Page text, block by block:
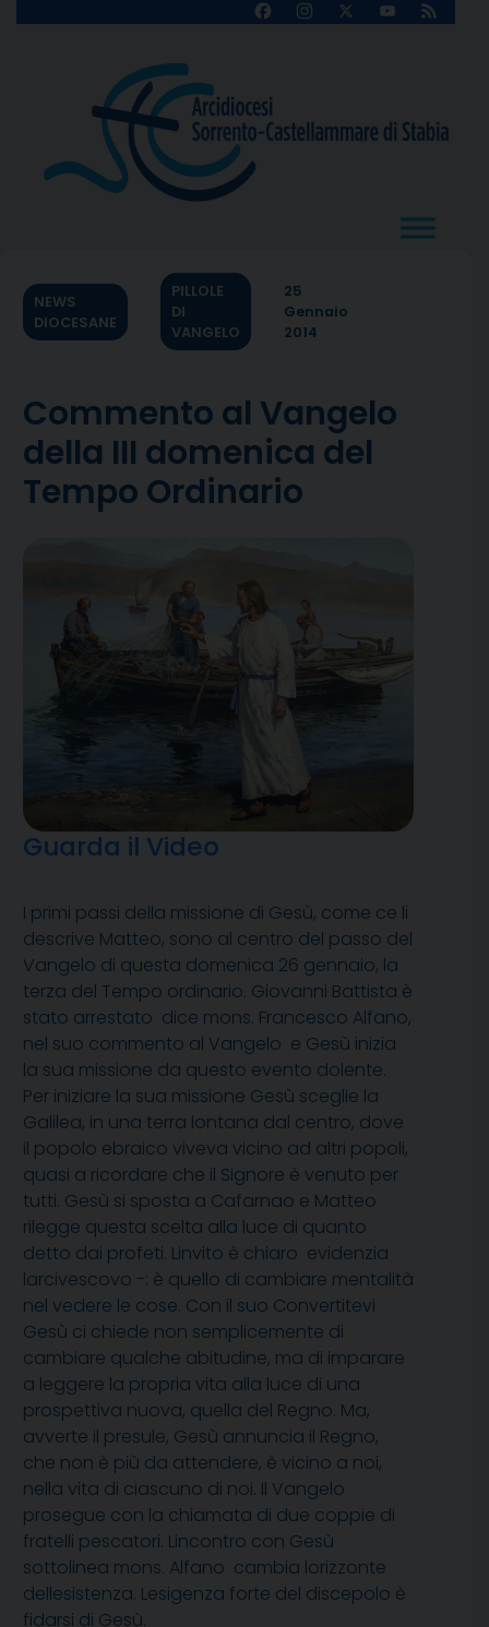
FacebookInstagram
X
YouTube
Feed
NEWS
DIOCESANE
PILLOLE
DI
VANGELO
25
Gennaio
2014
Commento al Vangelo
della III domenica del
Tempo Ordinario
Guarda il Video
I primi passi della missione di Gesù, come ce li
descrive Matteo, sono al centro del passo del
Vangelo di questa domenica 26 gennaio, la
terza del Tempo ordinario. Giovanni Battista è
stato arrestato  dice mons. Francesco Alfano,
nel suo commento al Vangelo  e Gesù inizia
la sua missione da questo evento dolente.
Per iniziare la sua missione Gesù sceglie la
Galilea, in una terra lontana dal centro, dove
il popolo ebraico viveva vicino ad altri popoli,
quasi a ricordare che il Signore è venuto per
tutti. Gesù si sposta a Cafarnao e Matteo
rilegge questa scelta alla luce di quanto
detto dai profeti. Linvito è chiaro  evidenzia
larcivescovo -: è quello di cambiare mentalità
nel vedere le cose. Con il suo Convertitevi
Gesù ci chiede non semplicemente di
cambiare qualche abitudine, ma di imparare
a leggere la propria vita alla luce di una
prospettiva nuova, quella del Regno. Ma,
avverte il presule, Gesù annuncia il Regno,
che non è più da attendere, è vicino a noi,
nella vita di ciascuno di noi. Il Vangelo
prosegue con la chiamata di due coppie di
fratelli pescatori. Lincontro con Gesù 
sottolinea mons. Alfano  cambia lorizzonte
dellesistenza. Lesigenza forte del discepolo è
fidarsi di Gesù.